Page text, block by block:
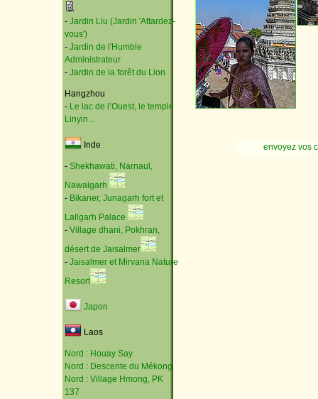
- Jardin Liu (Jardin 'Attardez-
vous')
- Jardin de l'Humble
Administrateur
- Jardin de la forêt du Lion
Hangzhou
- Le lac de l’Ouest, le temple
Linyin...
Inde
- Shekhawati, Narnaul,
Nawalgarh
- Bikaner, Junagarh fort et
Lallgarh Palace
- Village dhani, Pokhran,
désert de Jaisalmer
- Jaisalmer et Mirvana Nature
Resort
Japon
Laos
Nord : Houay Say
Nord : Descente du Mékong
Nord : Village Hmong, PK
137
envoyez vos